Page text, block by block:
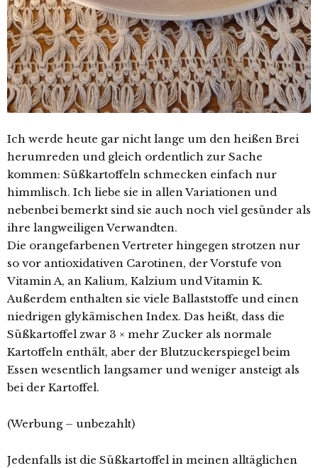
Ich werde heute gar nicht lange um den heißen Brei
herumreden und gleich ordentlich zur Sache
kommen: Süßkartoffeln schmecken einfach nur
himmlisch. Ich liebe sie in allen Variationen und
nebenbei bemerkt sind sie auch noch viel gesünder als
ihre langweiligen Verwandten.
Die orangefarbenen Vertreter hingegen strotzen nur
so vor antioxidativen Carotinen, der Vorstufe von
Vitamin A, an Kalium, Kalzium und Vitamin K.
Außerdem enthalten sie viele Ballaststoffe und einen
niedrigen glykämischen Index. Das heißt, dass die
Süßkartoffel zwar 3 × mehr Zucker als normale
Kartoffeln enthält, aber der Blutzuckerspiegel beim
Essen wesentlich langsamer und weniger ansteigt als
bei der Kartoffel.
(Werbung – unbezahlt)
Jedenfalls ist die Süßkartoffel in meinen alltäglichen